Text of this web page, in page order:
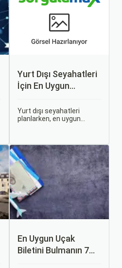
Yurt Dışı Seyahatleri
İçin En Uygun
Yurt dışı seyahatleri
planlarken, en uygun
daha keyifli bir tatil
geçirmenizi sağlar. Bu
yazıda, mevsimsel
değişiklikleri, özel tatil
günlerini ve Sorgulamax.
En Uygun Uçak
Biletini Bulmanın 7